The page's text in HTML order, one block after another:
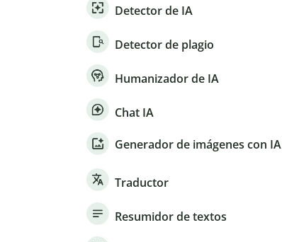
Detector de IA
Detector de plagio
Humanizador de IA
Chat IA
Generador de imágenes con IA
Traductor
Resumidor de textos